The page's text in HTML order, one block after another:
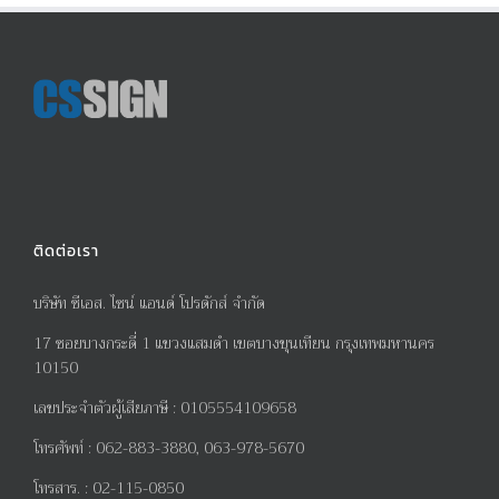
ติดต่อเรา
บริษัท ซีเอส. ไซน์ แอนด์ โปรดักส์ จำกัด
17ซอยบางกระดี่ 1 แขวงแสมดำ เขตบางขุนเทียน กรุงเทพมหานคร
10150
เลขประจำตัวผู้เสียภาษี : 0105554109658
โทรศัพท์ : 062-883-3880, 063-978-5670
โทรสาร. : 02-115-0850